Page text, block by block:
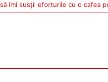
îmi susții eforturile cu o cafea